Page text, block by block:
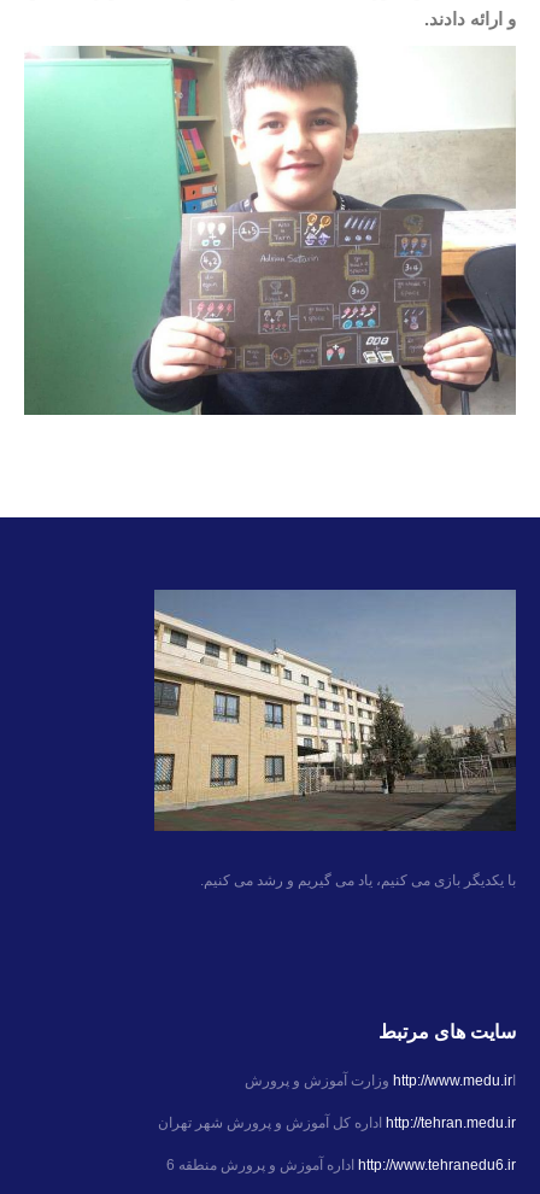
و ارائه دادند.
با یکدیگر بازی می کنیم، یاد می گیریم و رشد می کنیم.
سایت های مرتبط
http://www.medu.ir وزارت آموزش و پرورش
http://tehran.medu.ir اداره کل آموزش و پرورش شهر تهران
http://www.tehranedu6.ir اداره آموزش و پرورش منطقه 6